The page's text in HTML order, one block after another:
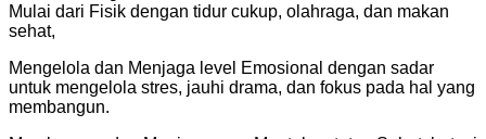
Mulai dari Fisik dengan tidur cukup, olahraga, dan makan
sehat,
Mengelola dan Menjaga level Emosional dengan sadar
untuk mengelola stres, jauhi drama, dan fokus pada hal yang
membangun.